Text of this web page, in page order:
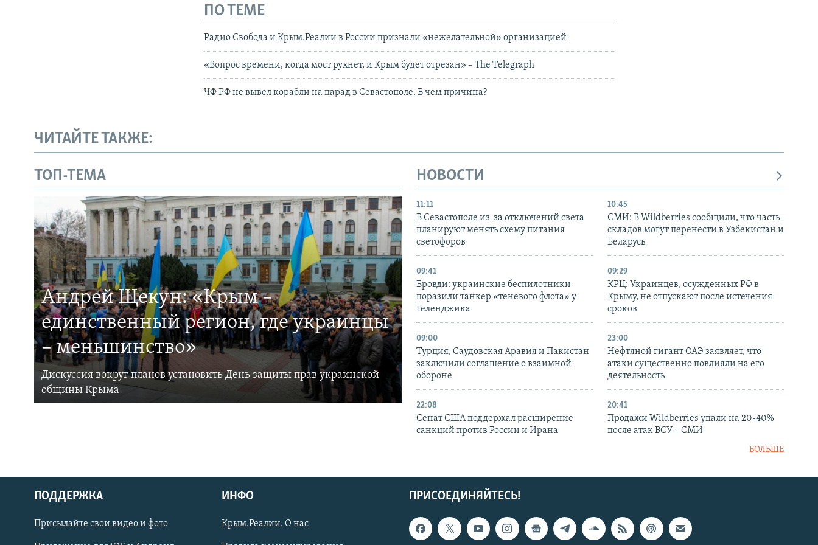
Українською
Qırımtatar
ПО ТЕМЕ
Радио Свобода и Крым.Реалии в России признали «нежелательной» организацией
«Вопрос времени, когда мост рухнет, и Крым будет отрезан» – Тhe Тelegraph
ЧФ РФ не вывел корабли на парад в Севастополе. В чем причина?
ЧИТАЙТЕ ТАКЖЕ:
ТОП-ТЕМА
Андрей Щекун: «Крым –
единственный регион, где украинцы
– меньшинство»
Дискуссия вокруг планов установить День защиты прав украинской
общины Крыма
НОВОСТИ
11:11
В Севастополе из-за отключений света
планируют менять схему питания
светофоров
10:45
СМИ: В Wildberries сообщили, что часть
складов могут перенести в Узбекистан и
Беларусь
09:41
Бровди: украинские беспилотники
поразили танкер «теневого флота» у
Геленджика
09:29
КРЦ: Украинцев, осужденных РФ в
Крыму, не отпускают после истечения
сроков
09:00
Турция, Саудовская Аравия и Пакистан
заключили соглашение о взаимной
обороне
23:00
Нефтяной гигант ОАЭ заявляет, что
атаки существенно повлияли на его
деятельность
22:08
Сенат США поддержал расширение
санкций против России и Ирана
20:41
Продажи Wildberries упали на 20-40%
после атак ВСУ – СМИ
БОЛЬШЕ
ПРИСОЕДИНЯЙТЕСЬ!
ПОДДЕРЖКА
Присылайте свои видео и фото
ИНФО
Крым.Реалии. О нас